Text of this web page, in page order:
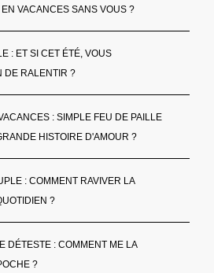
VACANCES SANS VOUS ?
: ET SI CET ÉTÉ, VOUS
DE RALENTIR ?
: SIMPLE FEU DE PAILLE
HISTOIRE D'AMOUR ?
: COMMENT RAVIVER LA
?
DÉTESTE : COMMENT ME LA
?